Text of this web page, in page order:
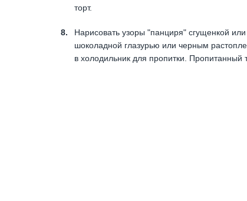
торт.
Нарисовать узоры "панциря" сгущенкой
шоколадной глазурью или черным
в холодильник для пропитки. Пропитанный